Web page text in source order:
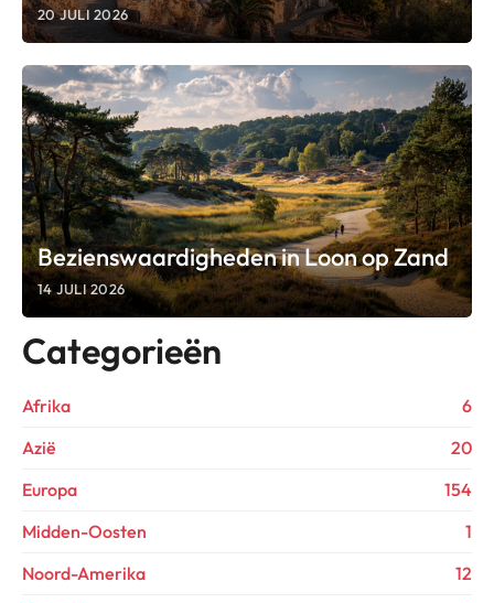
20 JULI 2026
Bezienswaardigheden in Loon op Zand
14 JULI 2026
Categorieën
Afrika
6
Azië
20
Europa
154
Midden-Oosten
1
Noord-Amerika
12